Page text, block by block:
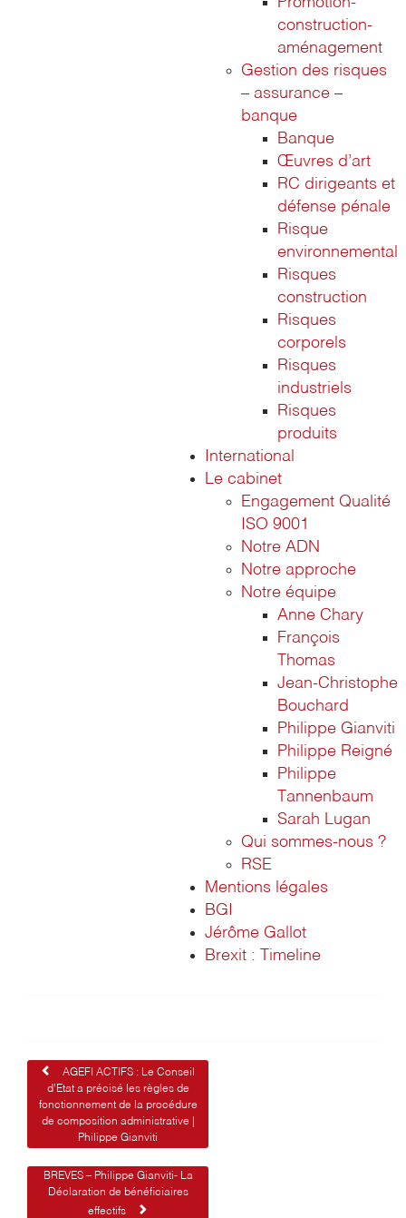
construction-
aménagement
Gestion des risques
– assurance –
banque
Banque
Œuvres d’art
RC dirigeants et
défense pénale
Risque
environnemental
Risques
construction
Risques
corporels
Risques
industriels
Risques
produits
International
Le cabinet
Engagement Qualité
ISO 9001
Notre ADN
Notre approche
Notre équipe
Anne Chary
François
Thomas
Jean-Christophe
Bouchard
Philippe Gianviti
Philippe Reigné
Philippe
Tannenbaum
Sarah Lugan
Qui sommes-nous ?
RSE
Mentions légales
BGI
Jérôme Gallot
Brexit : Timeline
Navigation
de
l’article
AGEFI ACTIFS : Le Conseil
d’Etat a précisé les règles de
fonctionnement de la procédure
de composition administrative |
Philippe Gianviti
BREVES – Philippe Gianviti- La
Déclaration de bénéficiaires
effectifs